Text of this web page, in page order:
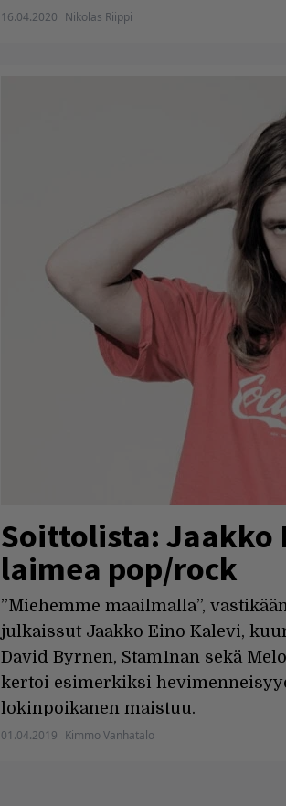
16.04.2020 Nikolas Riippi
Soittolista: Jaakko
laimea pop/rock
”Miehemme maailmalla”,
julkaissut Jaakko Eino Kalevi,
David Byrnen, Stam1nan sekä
kertoi esimerkiksi
lokinpoikanen maistuu.
01.04.2019 Kimmo Vanhatalo